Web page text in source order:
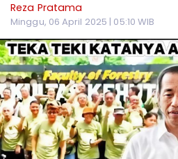
Reza Pratama
Minggu, 06 April 2025 | 05:10 WIB